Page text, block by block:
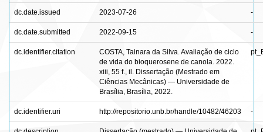
dc.date.issued 2023-07-26 -
dc.date.submitted 2022-09-15 -
dc.identifier.citation
COSTA, Tainara da Silva. Avaliação de ciclo
de vida do bioquerosene de canola. 2022.
xiii, 55 f., il. Dissertação (Mestrado em
Ciências Mecânicas) — Universidade de
Brasília, Brasília, 2022.
dc.identifier.uri http://repositorio.unb.br/handle/10482/46203 -